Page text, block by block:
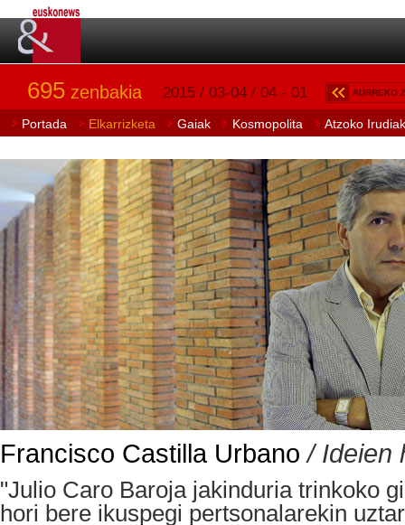
695 zenbakia 2015 / 03-04 / 04 - 01 AURREKO
Portada Elkarrizketa Gaiak Kosmopolita Atzoko Irudiak
Francisco Castilla Urbano / Ideien
"Julio Caro Baroja jakinduria trinkoko
hori bere ikuspegi pertsonalarekin